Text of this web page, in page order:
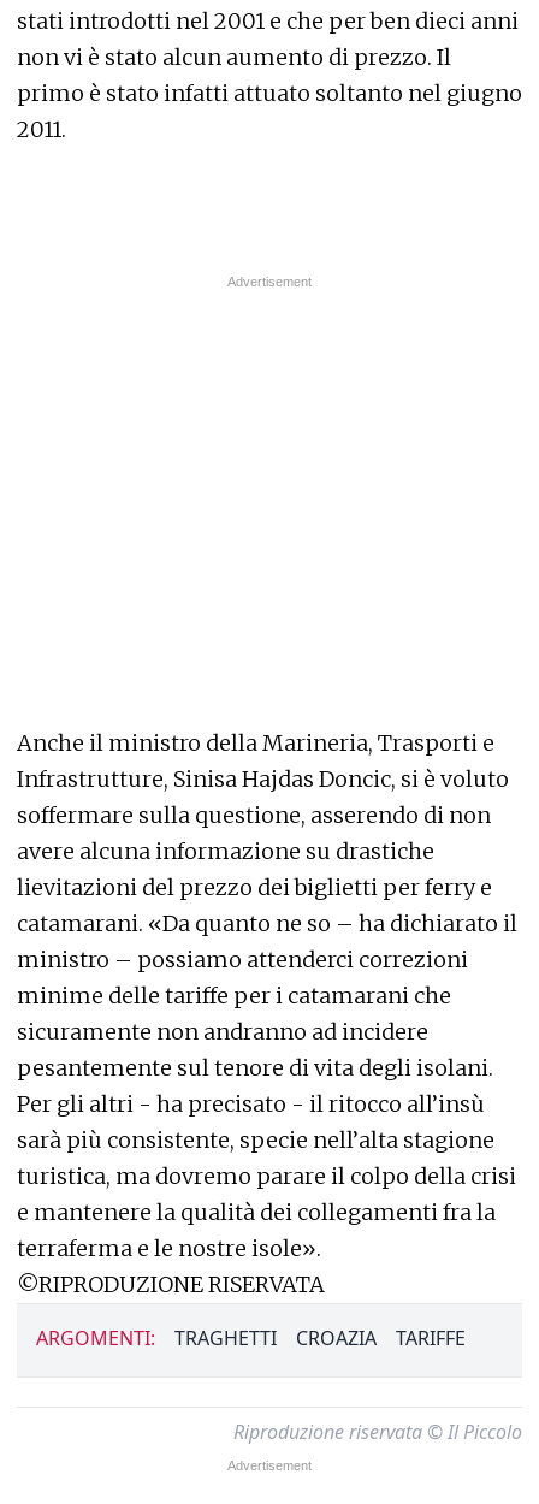
stati introdotti nel 2001 e che per ben dieci anni
non vi è stato alcun aumento di prezzo. Il
primo è stato infatti attuato soltanto nel giugno
2011.
Anche il ministro della Marineria, Trasporti e
Infrastrutture, Sinisa Hajdas Doncic, si è voluto
soffermare sulla questione, asserendo di non
avere alcuna informazione su drastiche
lievitazioni del prezzo dei biglietti per ferry e
catamarani. «Da quanto ne so – ha dichiarato il
ministro – possiamo attenderci correzioni
minime delle tariffe per i catamarani che
sicuramente non andranno ad incidere
pesantemente sul tenore di vita degli isolani.
Per gli altri - ha precisato - il ritocco all’insù
sarà più consistente, specie nell’alta stagione
turistica, ma dovremo parare il colpo della crisi
e mantenere la qualità dei collegamenti fra la
terraferma e le nostre isole».
©RIPRODUZIONE RISERVATA
ARGOMENTI: TRAGHETTI CROAZIA TARIFFE
Riproduzione riservata © Il Piccolo